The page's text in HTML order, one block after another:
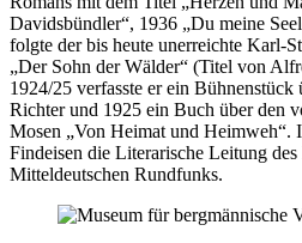
Davidsbündler“, 1936 „Du meine
folgte der bis heute unerreichte Karl-
„Der Sohn der Wälder“ (Titel von
1924/25 verfasste er ein
Richter und 1925 ein Buch über den
Mosen „Von Heimat und Heimweh“.
Findeisen die Literarische Leitung des
Mitteldeutschen Rundfunks.